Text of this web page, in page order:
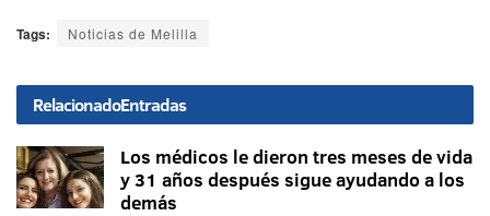
Tags: Noticias de Melilla
RelacionadoEntradas
Los médicos le dieron tres meses de vida
y 31 años después sigue ayudando a los
demás